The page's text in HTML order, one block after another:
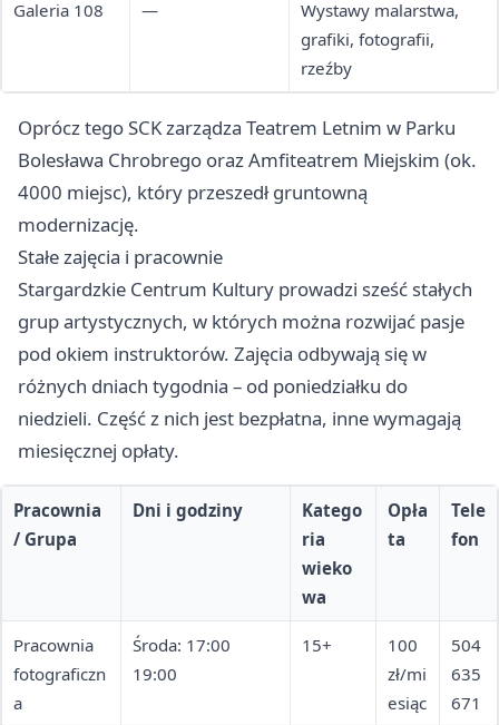
Galeria 108 —
Wystawy malarstwa,
grafiki, fotografii,
rzeźby
Oprócz tego SCK zarządza Teatrem Letnim w Parku
Bolesława Chrobrego oraz Amfiteatrem Miejskim (ok.
4000 miejsc), który przeszedł gruntowną
modernizację.
Stałe zajęcia i pracownie
Stargardzkie Centrum Kultury prowadzi sześć stałych
grup artystycznych, w których można rozwijać pasje
pod okiem instruktorów. Zajęcia odbywają się w
różnych dniach tygodnia – od poniedziałku do
niedzieli. Część z nich jest bezpłatna, inne wymagają
miesięcznej opłaty.
Pracownia
/ Grupa
Dni i godziny
Katego
ria
wieko
wa
Opła
ta
Tele
fon
Pracownia
fotograficzn
a
Środa: 17:00
19:00
15+
100
zł/mi
esiąc
504
635
671